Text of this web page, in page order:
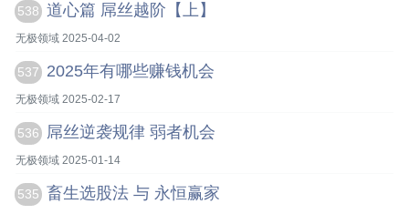
538 道心篇 屌丝越阶【上】
无极领域 2025-04-02
537 2025年有哪些赚钱机会
无极领域 2025-02-17
536 屌丝逆袭规律 弱者机会
无极领域 2025-01-14
535 畜生选股法 与 永恒赢家